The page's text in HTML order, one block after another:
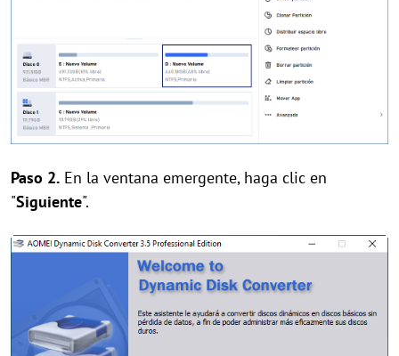
Paso 2. En la ventana emergente, haga clic en
"Siguiente".